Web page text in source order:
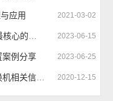
2021-03-02
应用
2023-06-15
是什么？
2023-06-25
案例分享
2020-12-15
信息呢？